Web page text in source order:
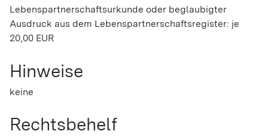
Lebenspartnerschaftsurkunde oder beglaubigter
Ausdruck aus dem Lebenspartnerschaftsregister: je
20,00 EUR
Hinweise
keine
Rechtsbehelf